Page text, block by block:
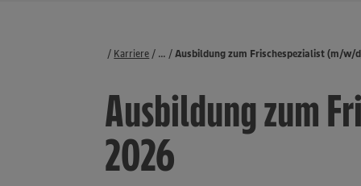
Schülerpraktikum Abschlussarbeiten
Faires Gehalt
Diversität Lager & Logistik
Karriere Stellenbörse
Ausbildung zum Frischespezialist (m/w/
...
Ausbildung zum
2026